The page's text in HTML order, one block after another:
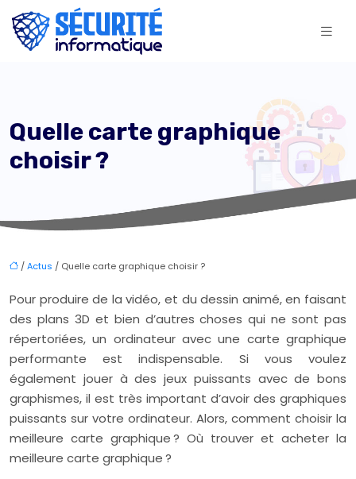
Quelle carte graphique
choisir ?
/Actus / Quelle carte graphique choisir ?
Pour produire de la vidéo, et du dessin animé, en faisant
des plans 3D et bien d’autres choses qui ne sont pas
répertoriées, un ordinateur avec une carte graphique
performante est indispensable. Si vous voulez
également jouer à des jeux puissants avec de bons
graphismes, il est très important d’avoir des graphiques
puissants sur votre ordinateur. Alors, comment choisir la
meilleure carte graphique ? Où trouver et acheter la
meilleure carte graphique ?